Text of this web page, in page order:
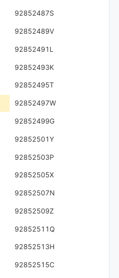
92852487S
92852489V
92852491L
92852493K
92852495T
92852497W
92852499G
92852501Y
92852503P
92852505X
92852507N
92852509Z
92852511Q
92852513H
92852515C